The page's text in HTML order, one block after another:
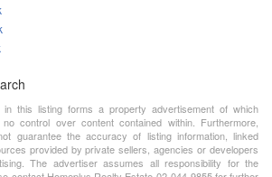
in this listing forms a property advertisement of which
control over content contained within. Furthermore,
guarantee the accuracy of listing information, linked
provided by private sellers, agencies or developers
The advertiser assumes all responsibility for the